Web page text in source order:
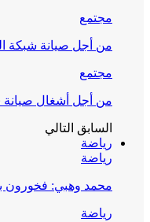
مجتمع
من أجل صيانة شبكة
مجتمع
من أجل أشغال صيانة
السابق التالي
رياضة
رياضة
محمد وهبي: فخورون
رياضة